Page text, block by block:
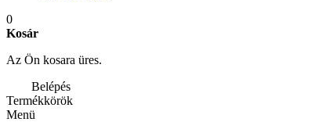
0
Kosár
Az Ön kosara üres.
Belépés
Termékkörök
Menü